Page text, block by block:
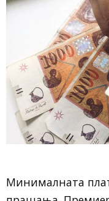
Минималната